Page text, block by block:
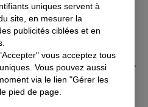
n'a été retrouvé pour le
chez vous
nos agences Allianz sont
uniques servent à
site, en mesurer la
publicités ciblées et en
vous acceptez tous
Vous pouvez aussi
via le lien "Gérer les
pied de page.